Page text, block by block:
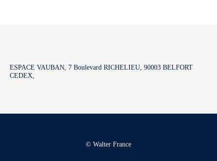
ESPACE VAUBAN, 7 Boulevard RICHELIEU, 90003 BELFORT
CEDEX,
© Walter France